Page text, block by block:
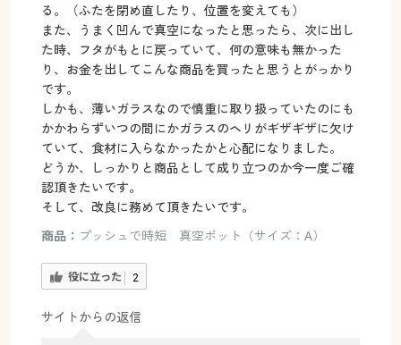
る。（ふたを閉め直したり、位置を変えても）
また、うまく凹んで真空になったと思ったら、次に出し
た時、フタがもとに戻っていて、何の意味も無かった
り、お金を出してこんな商品を買ったと思うとがっかり
です。
しかも、薄いガラスなので慎重に取り扱っていたのにも
かかわらずいつの間にかガラスのヘリがギザギザに欠け
ていて、食材に入らなかったかと心配になりました。
どうか、しっかりと商品として成り立つのか今一度ご確
認頂きたいです。
そして、改良に務めて頂きたいです。
商品： プッシュで時短 真空ポット（サイズ：A）
役に立った 2
サイトからの返信